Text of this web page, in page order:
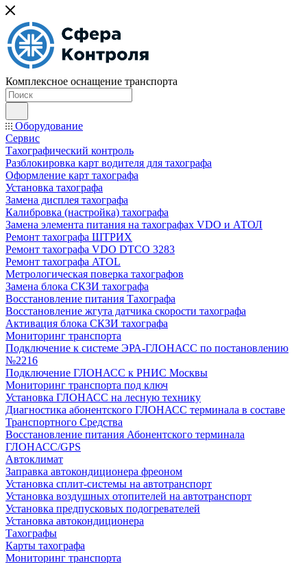
Комплексное оснащение транспорта
Оборудование
Сервис
Тахографический контроль
Разблокировка карт водителя для тахографа
Оформление карт тахографа
Установка тахографа
Замена дисплея тахографа
Калибровка (настройка) тахографа
Замена элемента питания на тахографах VDO и АТОЛ
Ремонт тахографа ШТРИХ
Ремонт тахографа VDO DTCO 3283
Ремонт тахографа ATOL
Метрологическая поверка тахографов
Замена блока СКЗИ тахографа
Восстановление питания Тахографа
Восстановление жгута датчика скорости тахографа
Активация блока СКЗИ тахографа
Мониторинг транспорта
Подключение к системе ЭРА-ГЛОНАСС по постановлению
№2216
Подключение ГЛОНАСС к РНИС Москвы
Мониторинг транспорта под ключ
Установка ГЛОНАСС на лесную технику
Диагностика абонентского ГЛОНАСС терминала в составе
Транспортного Средства
Восстановление питания Абонентского терминала
ГЛОНАСС/GPS
Автоклимат
Заправка автокондиционера фреоном
Установка сплит-системы на автотранспорт
Установка воздушных отопителей на автотранспорт
Установка предпусковых подогревателей
Установка автокондиционера
Тахографы
Карты тахографа
Мониторинг транспорта